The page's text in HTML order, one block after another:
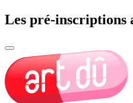
Les pré-inscriptions